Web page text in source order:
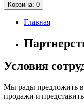
Корзина: 0
Главная
Условия
Мы рады предложить
продажи и